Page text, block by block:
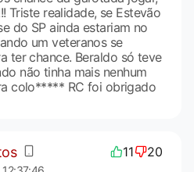
Triste realidade, se Estevão
do SP ainda estariam no
um veteranos se
ter chance. Beraldo só teve
não tinha mais nenhum
colo***** RC foi obrigado
11 20